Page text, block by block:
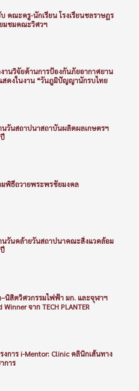
คณะครู-นักเรียน โรงเรียนชลราษฎร
มชมคณะวิศวฯ
านวิจัยด้านการป้องกันภัยอากาศยาน
สดงในงาน “วันภูมิปัญญานักรบไทย
นวันสถาปนาสถาบันผลิตผลเกษตรฯ
มพิธีถวายพระพรชัยมงคล
นวันคล้ายวันสถาปนาคณะสิ่งแวดล้อม
–นิสิตวิศวกรรมไฟฟ้า มก. และจุฬาฯ
จาก TECH PLANTER
การ i-Mentor: Clinic คลินิกเส้นทาง
การ